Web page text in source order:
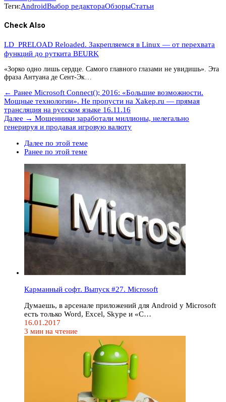
Теги:AndroidВыбор редактораОбзорыСтатьи
Check Also
LD_PRELOAD Reloaded. Закрепляемся в Linux — от перехвата
функций до руткита BEURK
«Зорко одно лишь сердце. Самого главного глазами не увидишь». Эта
фраза Антуана де Сент-Эк…
← Ранее Microsoft Connect(); 2016: «Большие возможности.
Мощные технологии». Не пропусти на Xakep.ru — прямая
трансляция на русском языке 16.11.16
Далее → Мошенники заработали миллионы, нелегально
генерируя и продавая игровую валюту
Далее по этой теме
Ранее по этой теме
Карманный софт. Выпуск #27. Microsoft
Думаешь, в арсенале приложений для Android у Microsoft
есть только Word, Excel, Skype и «С…
16.01.2017
3 мин на чтение